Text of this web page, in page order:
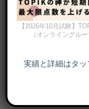
「ダンス、踊り、振り付
【2026年10月試験】
（オンライングル
実績と詳細はタ